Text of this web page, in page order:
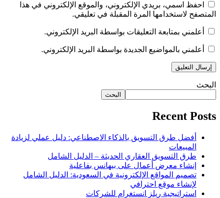
احفظ اسمي، بريدي الإلكتروني، والموقع الإلكتروني في هذا
المتصفح لاستخدامها المرة المقبلة في تعليقي.
أعلمني بمتابعة التعليقات بواسطة البريد الإلكتروني.
أعلمني بالمواضيع الجديدة بواسطة البريد الإلكتروني.
البحث
البحث
Recent Posts
أفضل طرق التسويق بالذكاء الاصطناعي: دليل عملي لزيادة
المبيعات
طرق التسويق العقاري الحديثة – الدليل الشامل
إنشاء معرض أعمال على بيهانس بفاعلية
تصميم المواقع الإلكترونية في السعودية: الدليل الشامل
لإنشاء موقع احترافي
استراتيجية ريلز انستغرام للشركات